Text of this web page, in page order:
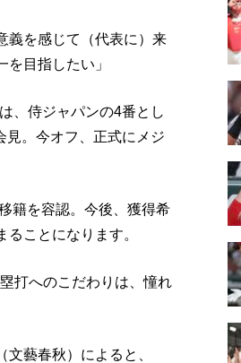
義を感じて（代表に）来
目指したい」
、侍ジャパンの4番とし
見。今オフ、正式にメジ
籍を容認。今後、獲得希
ことになります。
打へのこだわりは、憧れ
藝春秋）によると、